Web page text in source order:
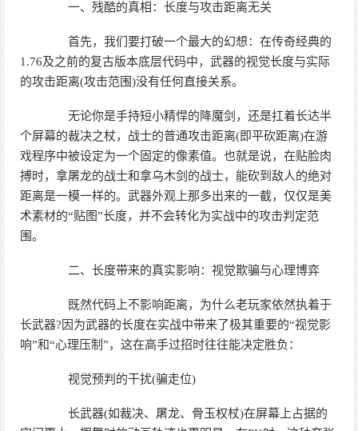
一、残酷的真相：长度与攻击距离无关
首先，我们要打破一个最大的幻想：在传奇经典的
1.76及之前的复古版本底层代码中，武器的视觉长度与实际
的攻击距离(攻击范围)没有任何直接关系。
无论你是手持短小精悍的降魔剑，还是扛着长达半
个屏幕的裁决之杖，战士的普通攻击距离(即平砍距离)在游
戏程序中被设定为一个固定的像素值。也就是说，在贴脸肉
搏时，拿屠龙的战士和拿乌木剑的战士，能砍到敌人的绝对
距离是一模一样的。武器外观上那多出来的一截，仅仅是美
术素材的“贴图”长度，并不会转化为实战中的攻击判定范
围。
二、长度带来的真实影响：视觉欺骗与心理博弈
既然代码上不影响距离，为什么老玩家依然执着于
长武器?因为武器的长度在实战中带来了极其重要的“视觉影
响”和“心理压制”，这在高手过招时往往能决定胜负：
视觉预判的干扰(骗走位)
长武器(如裁决、屠龙、骨玉权杖)在屏幕上占据的